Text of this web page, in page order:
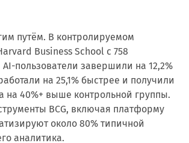
путём. В контролируемом
Business School с 758
AI-пользователи завершили на 12,2%
на 25,1% быстрее и получили
на 40%+ выше контрольной группы.
BCG, включая платформу
около 80% типичной
аналитика.